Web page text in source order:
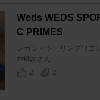
Weds WEDS
C PRIMES
レガシィツーリングワゴ
zzkiyoさん
2
2